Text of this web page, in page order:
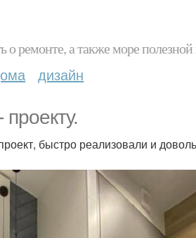
о ремонте, а также море
дизайн
быстро реализовали и